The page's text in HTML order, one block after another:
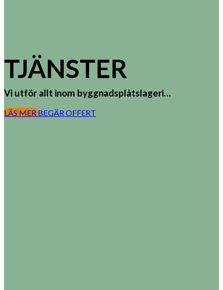
TJÄNSTER
Vi utför allt inom byggnadsplåtslageri…
LÄS MER BEGÄR OFFERT